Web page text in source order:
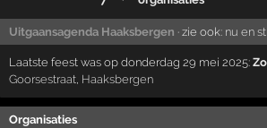
Uitgaansagenda Haaksbergen · zie ook: nu en
Laatste feest was op donderdag 29 mei 2025:
Goorsestraat, Haaksbergen
Organisaties